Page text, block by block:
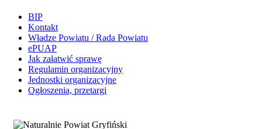
BIP
Kontakt
Władze Powiatu / Rada Powiatu
ePUAP
Jak załatwić sprawę
Regulamin organizacyjny
Jednostki organizacyjne
Ogłoszenia, przetargi